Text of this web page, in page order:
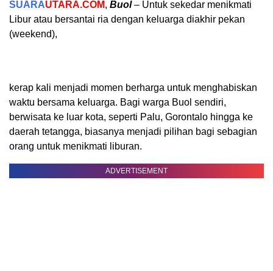
SUARAUTARA.COM, Buol– Untuk sekedar menikmati
Libur atau bersantai ria dengan keluarga diakhir pekan
(weekend),
kerap kali menjadi momen berharga untuk menghabiskan
waktu bersama keluarga. Bagi warga Buol sendiri,
berwisata ke luar kota, seperti Palu, Gorontalo hingga ke
daerah tetangga, biasanya menjadi pilihan bagi sebagian
orang untuk menikmati liburan.
ADVERTISEMENT